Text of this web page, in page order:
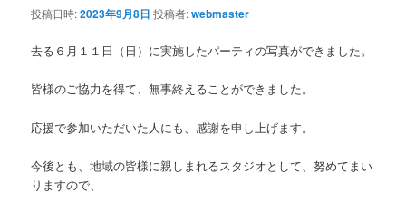
投稿日時:2023年9月8日 投稿者:webmaster
去る６月１１日（日）に実施したパーティの写真ができました。
皆様のご協力を得て、無事終えることができました。
応援で参加いただいた人にも、感謝を申し上げます。
今後とも、地域の皆様に親しまれるスタジオとして、努めてまい
りますので、